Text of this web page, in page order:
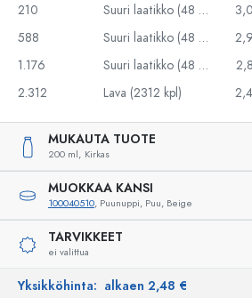
210
Suuri laatikko (48 kpl)
588
Suuri laatikko (48 kpl)
1.176
Suuri laatikko (48 kpl)
2.312
Lava (2312 kpl)
MUKAUTA TUOTE
200 ml, Kirkas
MUOKKAA KANSI
100040510, Puunuppi, Puu, Beige
TARVIKKEET
ei valittua
Yksikköhinta: alkaen 2,48 €